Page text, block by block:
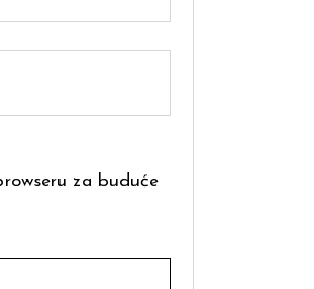
za buduće